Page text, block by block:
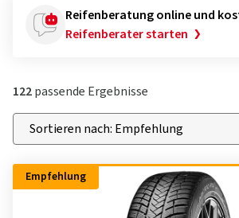
Reifenberatung online und
Reifenberater starten
122passende Ergebnisse
Empfehlung